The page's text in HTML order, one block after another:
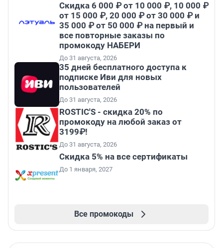
Скидка 6 000 ₽ от 10 000 ₽, 10 000 ₽
от 15 000 ₽, 20 000 ₽ от 30 000 ₽ и
35 000 ₽ от 50 000 ₽ на первый и
все повторные заказы по
промокоду НАБЕРИ
До 31 августа, 2026
35 дней бесплатного доступа к
подписке Иви для новых
пользователей
До 31 августа, 2026
ROSTIC'S - скидка 20% по
промокоду на любой заказ от
3199₽!
До 31 августа, 2026
Скидка 5% на все сертификаты
До 1 января, 2027
Все промокоды